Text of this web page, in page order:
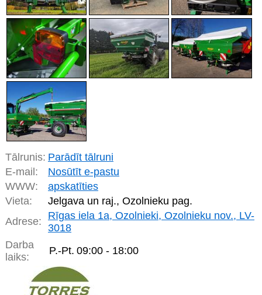
Tālrunis: Parādīt tālruni
E-mail:
Nosūtīt e-pastu
WWW:
apskatīties
Vieta:
Jelgava un raj., Ozolnieku pag.
Adrese:
Rīgas iela 1a, Ozolnieki, Ozolnieku nov., LV-
3018
Darba
laiks:
P.-Pt. 09:00 - 18:00